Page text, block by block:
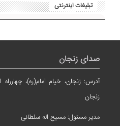
تبلیغات اینترنتی
صدای زنجان
آدرس: زنجان، خیام امام(ره)،
زنجان
مدیر مسئول: مسیح اله سلطانی